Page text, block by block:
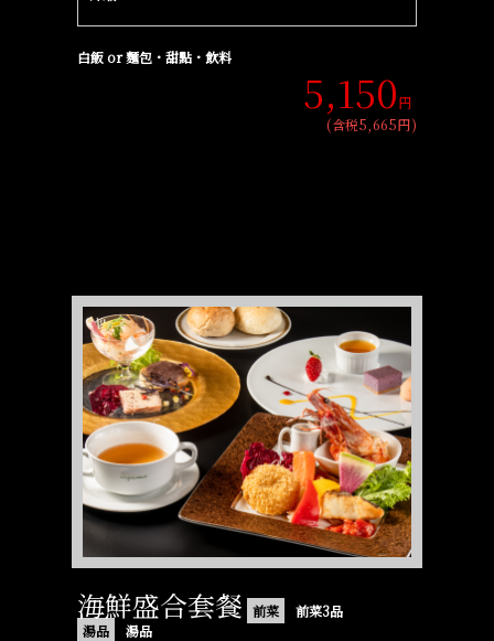
白飯 or 麵包・甜點・飲料
5,150円
(含税5,665円)
海鮮盛合套餐 前菜
前菜3品
湯品
湯品